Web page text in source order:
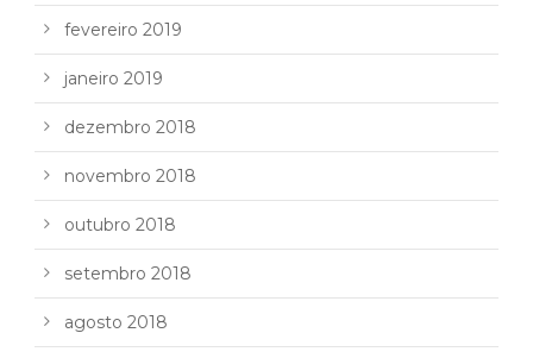
fevereiro 2019
janeiro 2019
dezembro 2018
novembro 2018
outubro 2018
setembro 2018
agosto 2018